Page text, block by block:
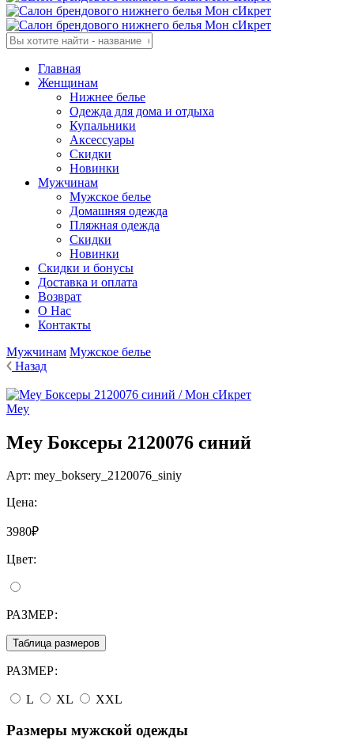
Главная
Женщинам
Нижнее белье
Одежда для дома и отдыха
Купальники
Аксессуары
Скидки
Новинки
Мужчинам
Мужское белье
Домашняя одежда
Пляжная одежда
Скидки
Новинки
Cкидки и бонусы
Доставка и оплата
Возврат
О Нас
Контакты
Мужчинам Мужское белье
Назад
Mey
Mey Боксеры 2120076 синий
Арт: mey_boksery_2120076_siniy
Цена:
3980₽
Цвет:
РАЗМЕР:
Таблица размеров
РАЗМЕР:
L XL XXL
Размеры мужской одежды